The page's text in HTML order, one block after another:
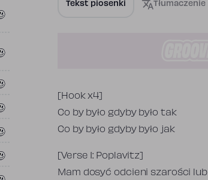
Tekst piosenki Tłumaczenie
Tekst piosenki
[Hook x4]
Co by było gdyby było tak
Co by było gdyby było jak
[Verse 1: Poplavitz]
Mam dosyć odcieni szarości lub